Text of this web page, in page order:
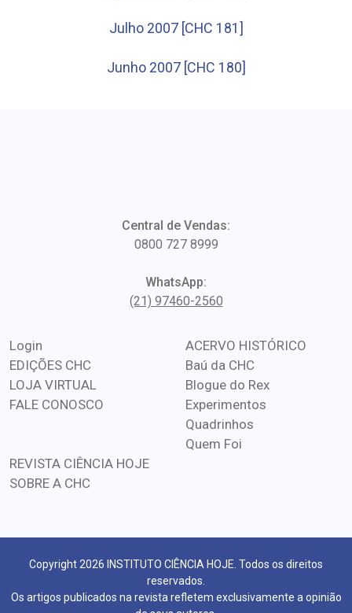
Julho 2007 [CHC 181]
Junho 2007 [CHC 180]
Central de Vendas:
0800 727 8999
WhatsApp:
(21) 97460-2560
Login
EDIÇÕES CHC
LOJA VIRTUAL
FALE CONOSCO
ACERVO HISTÓRICO
Baú da CHC
Blogue do Rex
Experimentos
Quadrinhos
Quem Foi
REVISTA CIÊNCIA HOJE
SOBRE A CHC
Copyright 2026 INSTITUTO CIÊNCIA HOJE. Todos os direitos
reservados.
Os artigos publicados na revista refletem exclusivamente a opinião